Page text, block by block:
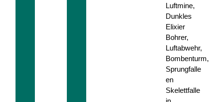
Luftmine,
Dunkles
Elixier
Bohrer,
Luftabwehr,
Bombenturm,
Sprungfalle
en
Skelettfalle